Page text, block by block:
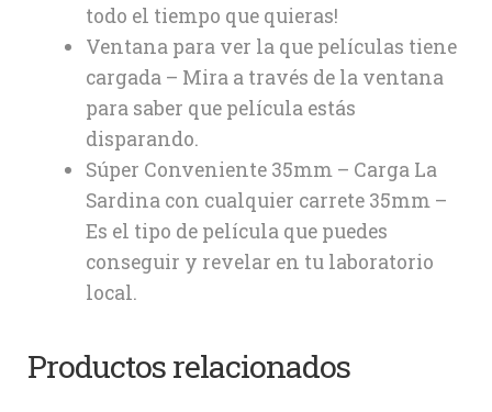
todo el tiempo que quieras!
Ventana para ver la que películas tiene
cargada – Mira a través de la ventana
para saber que película estás
disparando.
Súper Conveniente 35mm – Carga La
Sardina con cualquier carrete 35mm –
Es el tipo de película que puedes
conseguir y revelar en tu laboratorio
local.
Productos relacionados